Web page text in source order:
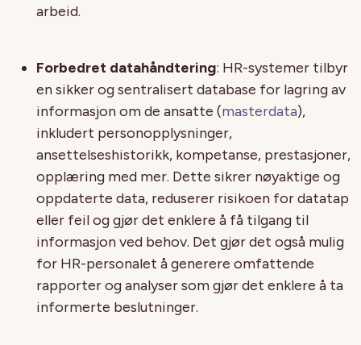
arbeid.
Forbedret datahåndtering: HR-systemer tilbyr
en sikker og sentralisert database for lagring av
informasjon om de ansatte (masterdata),
inkludert personopplysninger,
ansettelseshistorikk, kompetanse, prestasjoner,
opplæring med mer. Dette sikrer nøyaktige og
oppdaterte data, reduserer risikoen for datatap
eller feil og gjør det enklere å få tilgang til
informasjon ved behov. Det gjør det også mulig
for HR-personalet å generere omfattende
rapporter og analyser som gjør det enklere å ta
informerte beslutninger.